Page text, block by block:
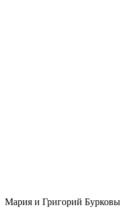
Мария и Григорий Бурковы